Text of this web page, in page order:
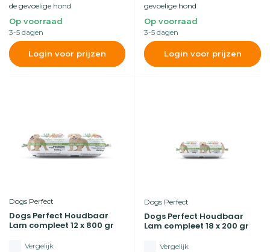
de gevoelige hond
Op voorraad
3-5 dagen
Login voor prijzen
gevoelige hond
Op voorraad
3-5 dagen
Login voor prijzen
Dogs Perfect
Dogs Perfect Houdbaar
Lam compleet 12 x 800 gr
Vergelijk
Dogs Perfect
Dogs Perfect Houdbaar
Lam compleet 18 x 200 gr
Vergelijk